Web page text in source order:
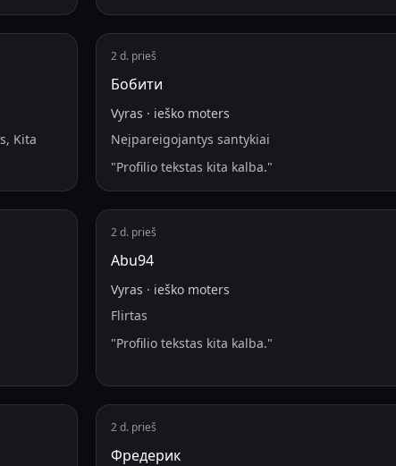
Kita
2 d. prieš
Бобити
Vyras · ieško moters
Neįpareigojantys santykiai
"Profilio tekstas kita kalba."
2 d. prieš
Abu94
Vyras · ieško moters
Flirtas
"Profilio tekstas kita kalba."
2 d. prieš
Фредерик